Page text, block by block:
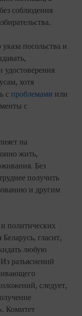
соблюдения
посольства и
удостоверения
хотя
с проблемами или
с
на
жить,
Без
получить
и другим
политических
гласит,
любую
разъяснений
следует,
Комитет